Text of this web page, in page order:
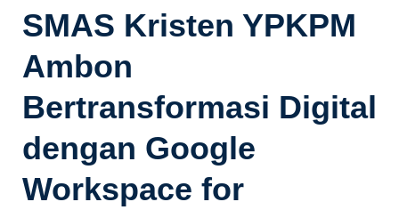
SMAS Kristen YPKPM
Ambon
Bertransformasi Digital
dengan Google
Workspace for